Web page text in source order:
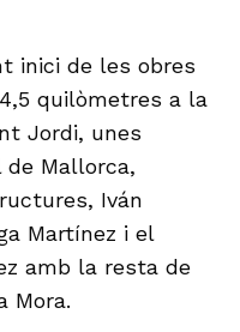
inici de les obres
quilòmetres a la
Jordi, unes
Mallorca,
Iván
Martínez i el
amb la resta de
Mora.